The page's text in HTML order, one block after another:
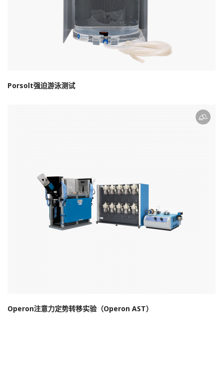
Porsolt强迫游泳测试
Operon注意力定势转移实验（Operon AST）